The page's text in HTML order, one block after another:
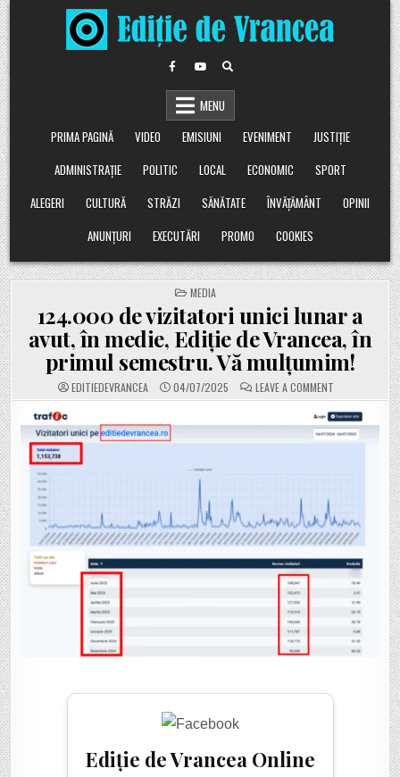
Skip
to
content
MENU
PRIMA PAGINĂ
VIDEO EMISIUNI EVENIMENT
JUSTIȚIE
ADMINISTRAȚIE
POLITIC LOCAL ECONOMIC
SPORT
ALEGERI
CULTURĂ STRĂZI SĂNĂTATE ÎNVĂȚĂMÂNT
OPINII
ANUNȚURI
EXECUTĂRI PROMO COOKIES
POSTED
IN
MEDIA
124.000 de vizitatori unici lunar a
avut, în medie, Ediție de Vrancea, în
primul semestru. Vă mulțumim!
EDITIEDEVRANCEA 04/07/2025 LEAVE A COMMENTON
124.000
DE
VIZITATORI
UNICI
LUNAR
VRANCEA,
ÎN
PRIMUL
SEMESTRU.
VĂ
MULȚUMIM!
Ediție de Vrancea Online